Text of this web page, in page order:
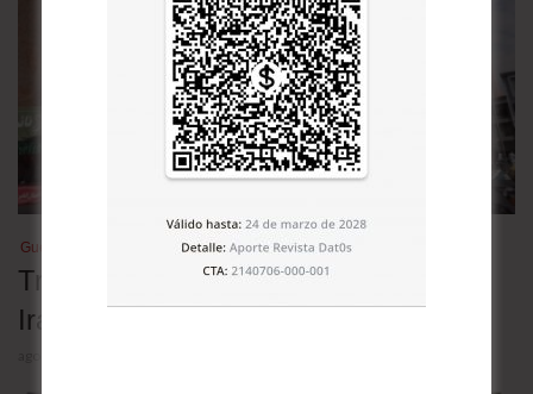
Guerra en Medio Oriente
Tres escenarios para la guerra entre
Irán y Estados Unidos